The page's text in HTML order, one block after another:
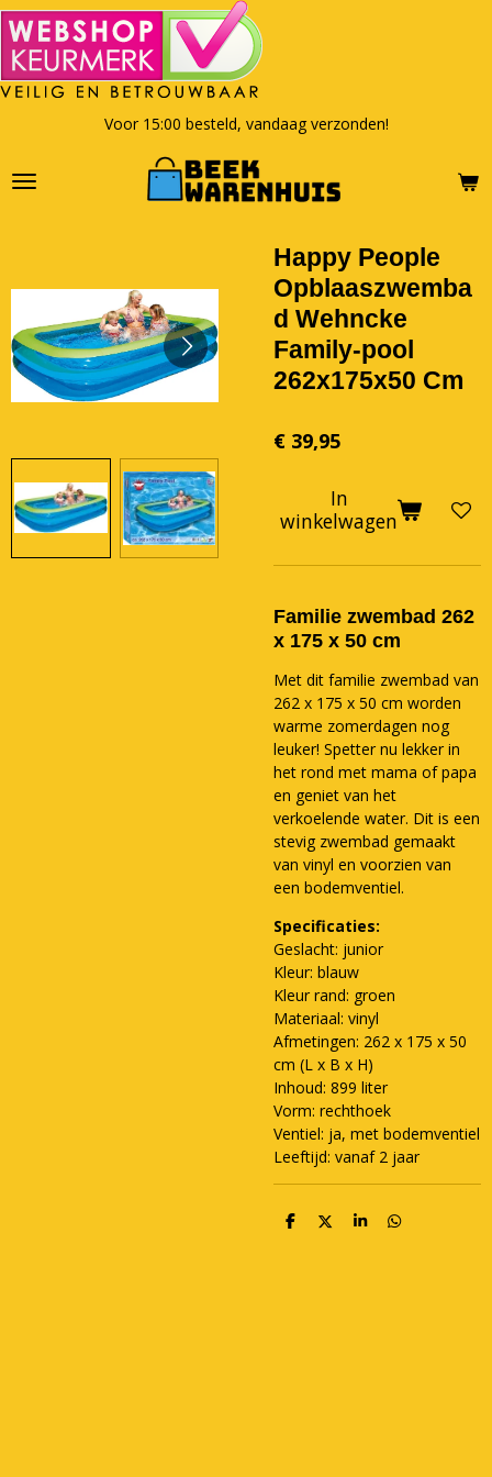
Ga
direct
naar
de
Voor 15:00 besteld, vandaag verzonden!
Happy People
Opblaaszwemba
d Wehncke
Family-pool
262x175x50 Cm
€ 39,95
In
winkelwagen
Familie zwembad 262
x 175 x 50 cm
Met dit familie zwembad van
262 x 175 x 50 cm worden
warme zomerdagen nog
leuker! Spetter nu lekker in
het rond met mama of papa
en geniet van het
verkoelende water. Dit is een
stevig zwembad gemaakt
van vinyl en voorzien van
een bodemventiel.
Specificaties:
Geslacht: junior
Kleur: blauw
Kleur rand: groen
Materiaal: vinyl
Afmetingen: 262 x 175 x 50
cm (L x B x H)
Inhoud: 899 liter
Vorm: rechthoek
Ventiel: ja, met bodemventiel
Leeftijd: vanaf 2 jaar
D
D
S
D